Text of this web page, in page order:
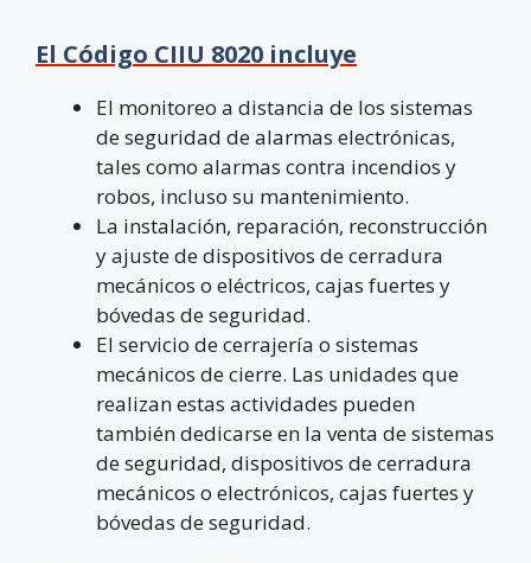
El Código CIIU 8020 incluye
El monitoreo a distancia de los sistemas
de seguridad de alarmas electrónicas,
tales como alarmas contra incendios y
robos, incluso su mantenimiento.
La instalación, reparación, reconstrucción
y ajuste de dispositivos de cerradura
mecánicos o eléctricos, cajas fuertes y
bóvedas de seguridad.
El servicio de cerrajería o sistemas
mecánicos de cierre. Las unidades que
realizan estas actividades pueden
también dedicarse en la venta de sistemas
de seguridad, dispositivos de cerradura
mecánicos o electrónicos, cajas fuertes y
bóvedas de seguridad.